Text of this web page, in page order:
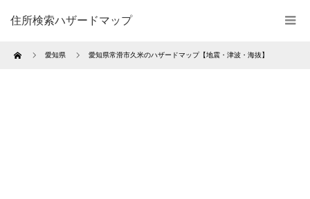
住所検索ハザードマップ
Home 愛知県 愛知県常滑市久米のハザードマップ【地震・津波・海抜】